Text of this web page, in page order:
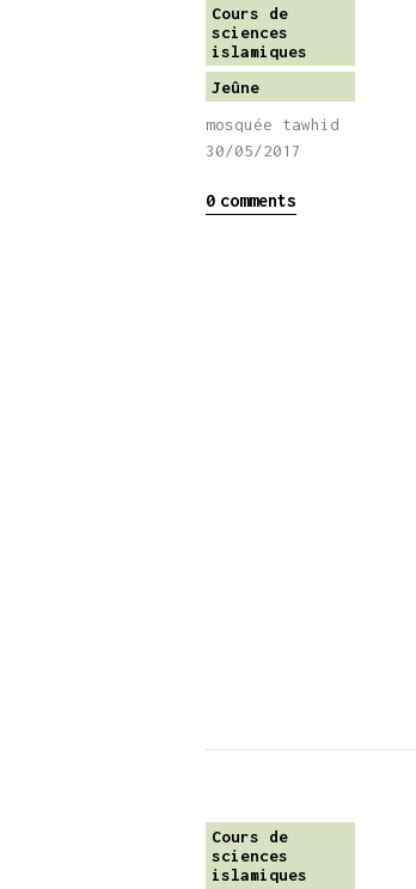
Cours de
sciences
islamiques
Jeûne
mosquée tawhid
30/05/2017
0 comments
Cours de
sciences
islamiques